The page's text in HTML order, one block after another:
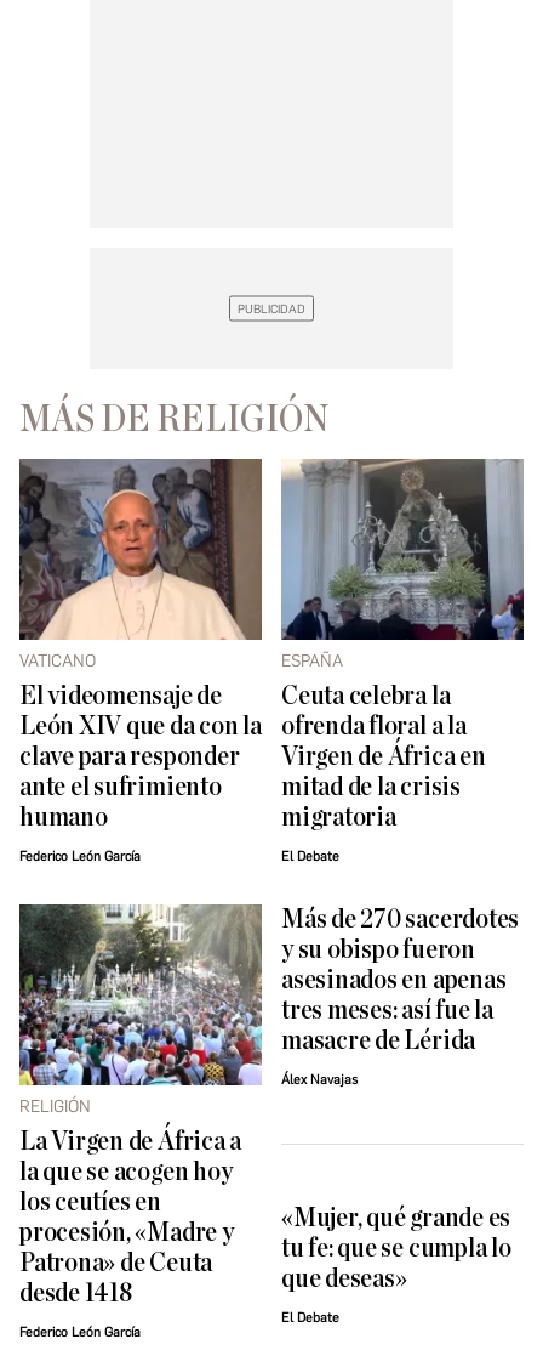
MÁS DE RELIGIÓN
VATICANO
El videomensaje de
León XIV que da con la
clave para responder
ante el sufrimiento
humano
Federico León García
ESPAÑA
Ceuta celebra la
ofrenda floral a la
Virgen de África en
mitad de la crisis
migratoria
El Debate
RELIGIÓN
La Virgen de África a
la que se acogen hoy
los ceutíes en
procesión, «Madre y
Patrona» de Ceuta
desde 1418
Federico León García
Más de 270 sacerdotes
y su obispo fueron
asesinados en apenas
tres meses: así fue la
masacre de Lérida
Álex Navajas
«Mujer, qué grande es
tu fe: que se cumpla lo
que deseas»
El Debate